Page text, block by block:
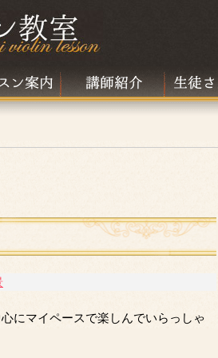
にマイペースで楽しんでいらっしゃ